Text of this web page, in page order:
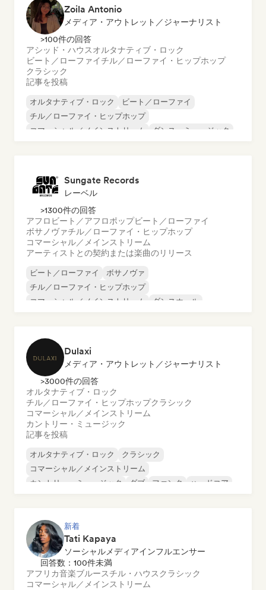
Zoila Antonio
メディア・アウトレット／ジャーナリスト
>100件の回答
アシッド・ハウスオルタナティブ・ロック
ビート／ローファイチル／ローファイ・ヒップホップ
クラシック
記事を投稿
オルタナティブ・ロック
ビート／ローファイ
チル／ローファイ・ヒップホップ
コマーシャル／メインストリーム
ダンス・ミュージック
Sungate Records
レーベル
>1300件の回答
アフロビート／アフロポップビート／ローファイ
ボサノヴァチル／ローファイ・ヒップホップ
コマーシャル／メインストリーム
アーティストとの契約または楽曲のリリース
ビート／ローファイ
ボサノヴァ
チル／ローファイ・ヒップホップ
コマーシャル／メインストリーム
ダンスホール
Dulaxi
メディア・アウトレット／ジャーナリスト
>3000件の回答
オルタナティブ・ロック
チル／ローファイ・ヒップホップクラシック
コマーシャル／メインストリーム
カントリー・ミュージック
記事を投稿
オルタナティブ・ロック
クラシック
コマーシャル／メインストリーム
カントリー・ミュージック
ダブ ファンク
ハードコア
新着
Tati Kapaya
ソーシャルメディアインフルエンサー
回答数：100件未満
アフリカ音楽ブルースチル・ハウスクラシック
コマーシャル／メインストリーム